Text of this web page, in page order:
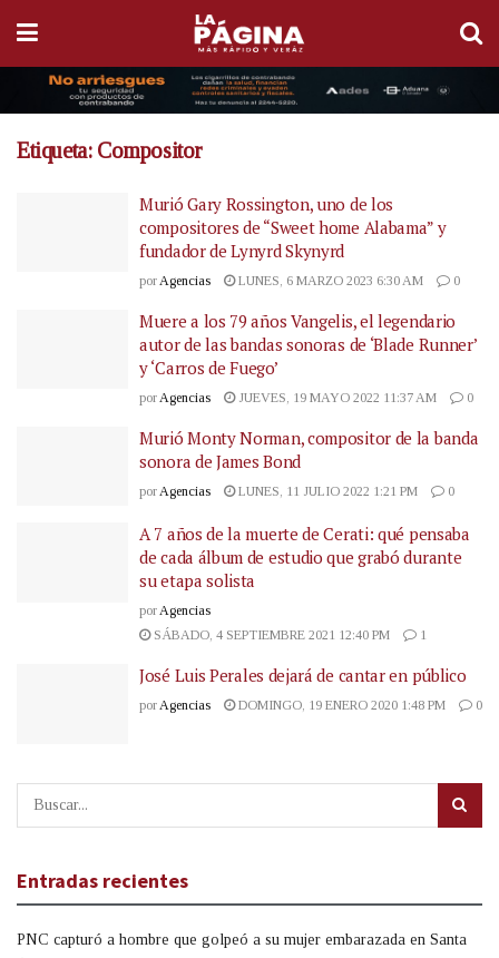
Etiqueta: Compositor
Murió Gary Rossington, uno de los
compositores de “Sweet home Alabama” y
fundador de Lynyrd Skynyrd
por Agencias LUNES, 6 MARZO 2023 6:30 AM 0
Muere a los 79 años Vangelis, el legendario
autor de las bandas sonoras de ‘Blade Runner’
y ‘Carros de Fuego’
por Agencias JUEVES, 19 MAYO 2022 11:37 AM 0
Murió Monty Norman, compositor de la banda
sonora de James Bond
por Agencias LUNES, 11 JULIO 2022 1:21 PM 0
A 7 años de la muerte de Cerati: qué pensaba
de cada álbum de estudio que grabó durante
su etapa solista
porAgencias
SÁBADO, 4 SEPTIEMBRE 2021 12:40 PM
1
José Luis Perales dejará de cantar en público
porAgencias DOMINGO, 19 ENERO 2020 1:48 PM 0
Entradas recientes
PNC capturó a hombre que golpeó a su mujer embarazada en Santa